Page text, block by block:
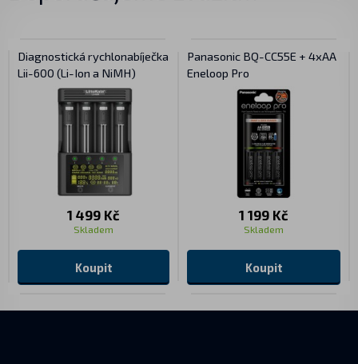
Diagnostická rychlonabíječka
Lii-600 (Li-Ion a NiMH)
1 499 Kč
Skladem
Koupit
Panasonic BQ-CC55E + 4xAA
Eneloop Pro
1 199 Kč
Skladem
Koupit